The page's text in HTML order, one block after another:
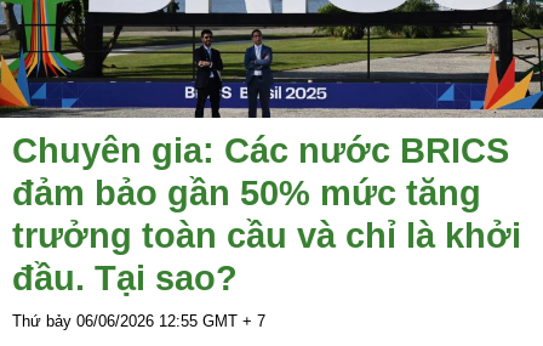
Chuyên gia: Các nước BRICS
đảm bảo gần 50% mức tăng
trưởng toàn cầu và chỉ là khởi
đầu. Tại sao?
Thứ bảy 06/06/2026 12:55 GMT + 7